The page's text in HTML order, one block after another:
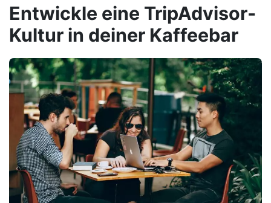
Entwickle eine TripAdvisor-
Kultur in deiner Kaffeebar